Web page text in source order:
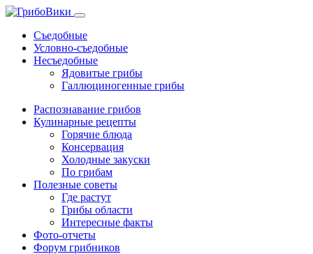
Съедобные
Условно-съедобные
Несъедобные
Ядовитые грибы
Галлюциногенные грибы
Распознавание грибов
Кулинарные рецепты
Горячие блюда
Консервация
Холодные закуски
По грибам
Полезные советы
Где растут
Грибы области
Интересные факты
Фото-отчеты
Форум грибников